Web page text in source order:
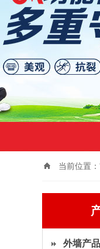
当前位置：
外墙产